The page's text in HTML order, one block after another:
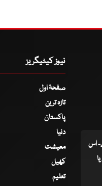
اس
نیوز کیٹیگریز
صفحۂ اول
تازہ ترین
پاکستان
دنیا
معیشت
کھیل
تعلیم